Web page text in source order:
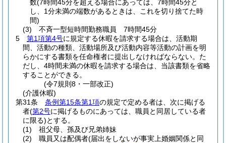
数(7時間45分を超える場合にあっては、7時間45分と
し、1分未満の端数があるときは、これを切り捨てた時
間)
(3)
不斉一型短時間勤務職員 7時間45分
5
第1項第4号に規定する休暇を請求する場合は、活動期
間、活動の種類、活動場所及び活動内容等活動の計画を明
らかにする書類を任命権者に提出しなければならない。 た
だし、4時間未満の休暇を請求する場合は、当該書類を省略
することができる。
(令7規則8・一部改正)
(介護休暇)
第31条
条例第15条第1項の規定で定める者は、次に掲げる
者(第2号に掲げるものにあっては、職員と同居している者
に限る)とする。
(1)
祖父母、孫及び兄弟姉妹
(2)
職員又は配偶者(届出をしないが事実上婚姻関係と同